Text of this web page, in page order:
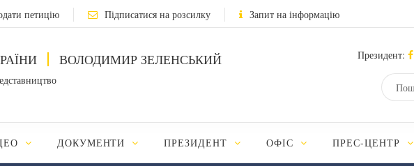
петицію Підписатися на розсилку Запит на інформацію
ВОЛОДИМИР ЗЕЛЕНСЬКИЙ Президент:
ДОКУМЕНТИ ПРЕЗИДЕНТ ОФІС ПРЕС-ЦЕНТР